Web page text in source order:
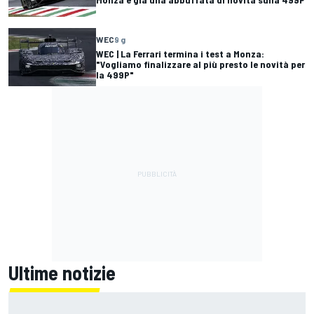
WEC9 g
WEC | La Ferrari termina i test a Monza:
"Vogliamo finalizzare al più presto le novità per
la 499P"
Ultime notizie